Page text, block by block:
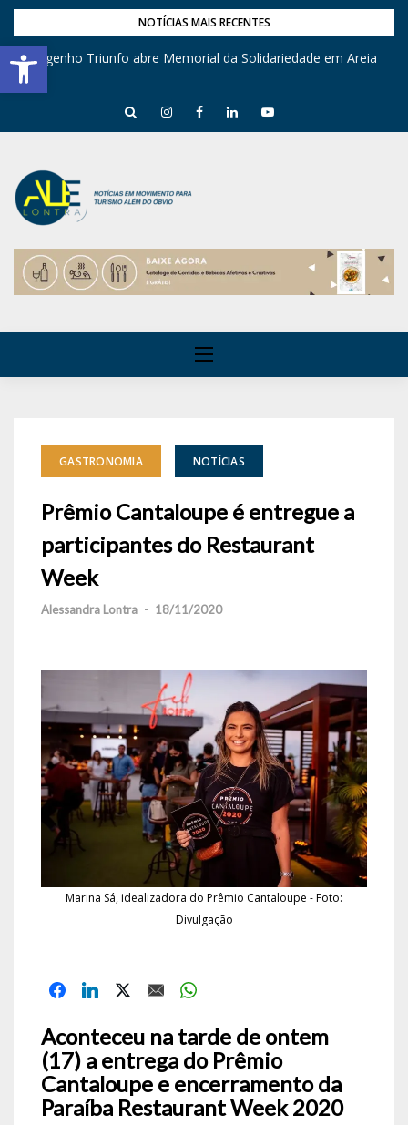
Barra de Ferramentas Aberta
NOTÍCIAS MAIS RECENTES
Engenho Triunfo abre Memorial da Solidariedade em Areia
GASTRONOMIA NOTÍCIAS
Prêmio Cantaloupe é entregue a
participantes do Restaurant
Week
Alessandra Lontra - 18/11/2020
Marina Sá, idealizadora do Prêmio Cantaloupe - Foto:
Divulgação
Aconteceu na tarde de ontem
(17) a entrega do Prêmio
Cantaloupe e encerramento da
Paraíba Restaurant Week 2020